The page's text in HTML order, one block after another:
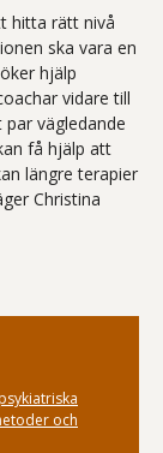
hitta rätt nivå
ska vara en
hjälp
vidare till
vägledande
få hjälp att
längre terapier
Christina
och